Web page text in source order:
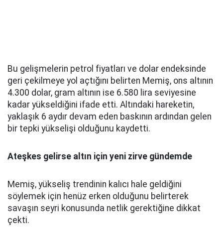
Bu gelişmelerin petrol fiyatları ve dolar endeksinde
geri çekilmeye yol açtığını belirten Memiş, ons altının
4.300 dolar, gram altının ise 6.580 lira seviyesine
kadar yükseldiğini ifade etti. Altındaki hareketin,
yaklaşık 6 aydır devam eden baskının ardından gelen
bir tepki yükselişi olduğunu kaydetti.
Ateşkes gelirse altın için yeni zirve gündemde
Memiş, yükseliş trendinin kalıcı hale geldiğini
söylemek için henüz erken olduğunu belirterek
savaşın seyri konusunda netlik gerektiğine dikkat
çekti.